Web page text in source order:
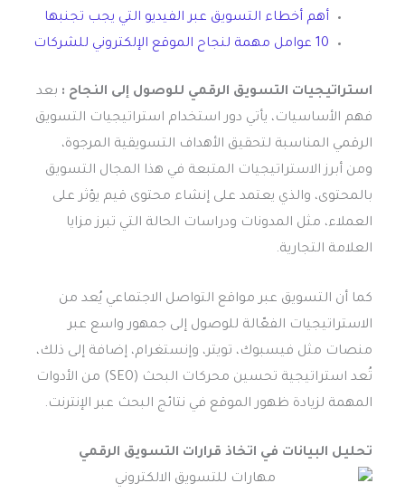
أهم أخطاء التسويق عبر الفيديو التي يجب تجنبها
10 عوامل مهمة لنجاح الموقع الإلكتروني للشركات
استراتيجيات التسويق الرقمي للوصول إلى النجاح : بعد
فهم الأساسيات، يأتي دور استخدام استراتيجيات التسويق
الرقمي المناسبة لتحقيق الأهداف التسويقية المرجوة،
ومن أبرز الاستراتيجيات المتبعة في هذا المجال التسويق
بالمحتوى، والذي يعتمد على إنشاء محتوى قيم يؤثر على
العملاء، مثل المدونات ودراسات الحالة التي تبرز مزايا
العلامة التجارية.
كما أن التسويق عبر مواقع التواصل الاجتماعي يُعد من
الاستراتيجيات الفعّالة للوصول إلى جمهور واسع عبر
منصات مثل فيسبوك، تويتر، وإنستغرام، إضافة إلى ذلك،
تُعد استراتيجية تحسين محركات البحث (SEO) من الأدوات
المهمة لزيادة ظهور الموقع في نتائج البحث عبر الإنترنت.
تحليل البيانات في اتخاذ قرارات التسويق الرقمي